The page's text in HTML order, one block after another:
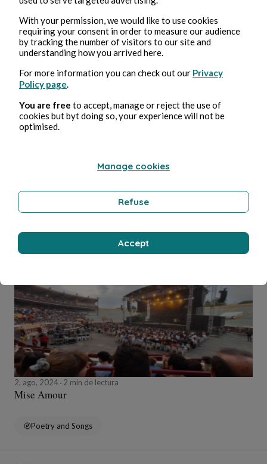
Fabrice Jayles
1 min de lectura
Fabrice Jayles
2, ago, 2024 2 min de lectura
Mise Amour
Poetry and Songs
With your permission, we would like to use cookies
requiring your consent in order to measure our audience
by tracking the number of visitors to our site and
understanding how you arrived here.
For more information you can check out our Privacy
Policy page
You are free to accept, manage or reject the use of
cookies but byt doing so, your experience will not be
optimised.
Manage cookies
Refuse
Accept